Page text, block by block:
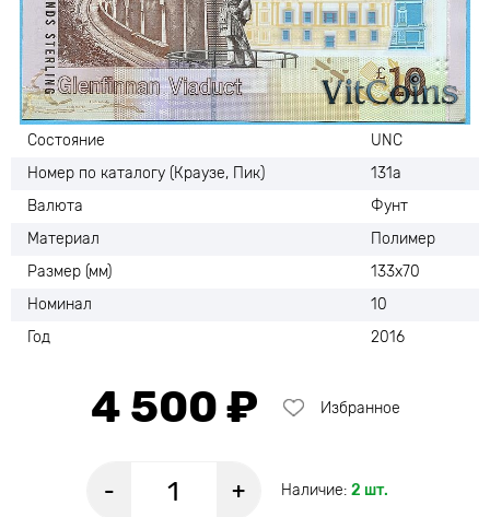
Состояние
UNC
Номер по каталогу (Краузе, Пик)
131а
Валюта
Фунт
Материал
Полимер
Размер (мм)
133х70
Номинал
10
Год
2016
4 500 ₽ Избранное
- + Наличие: 2 шт.